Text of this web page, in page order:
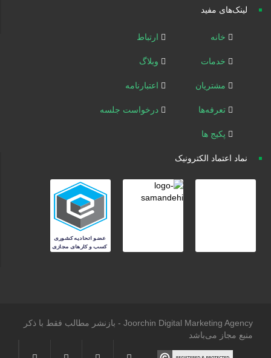
لینک‌های مفید
خانه
خدمات
مشتریان
تعرفه‌ها
پکیج ها
ارتباط
وبلاگ
اعتبارنامه
درخواست جلسه
نماد اعتماد الکترونیک
Joorchin Digital Marketing Agency - بازنشر مطالب فقط با ذکر
منبع مجاز می‌باشد